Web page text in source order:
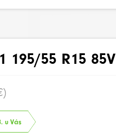
195/55 R15 85V
u Vás